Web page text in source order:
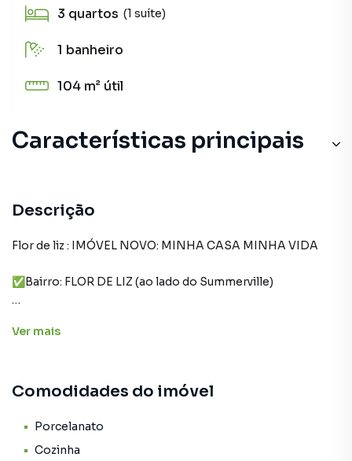
3 quartos (1 suíte)
1 banheiro
104 m² útil
Características principais
Descrição
Flor de liz : IMÓVEL NOVO: MINHA CASA MINHA VIDA
✅Bairro: FLOR DE LIZ (ao lado do Summerville)
✅churrasqueira.
✅Área de serviço.
Ver mais
Comodidades do imóvel
Porcelanato
Cozinha